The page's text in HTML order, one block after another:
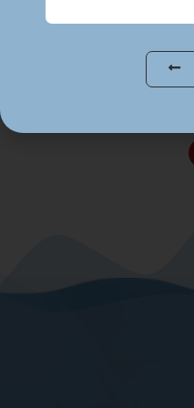
סולם ערכים משתנים